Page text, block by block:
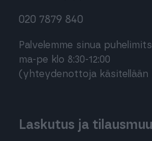
020 7879 840
Palvelemme sinua
ma-pe klo 8:30-12:00
(yhteydenottoja käsitellään
Laskutus ja